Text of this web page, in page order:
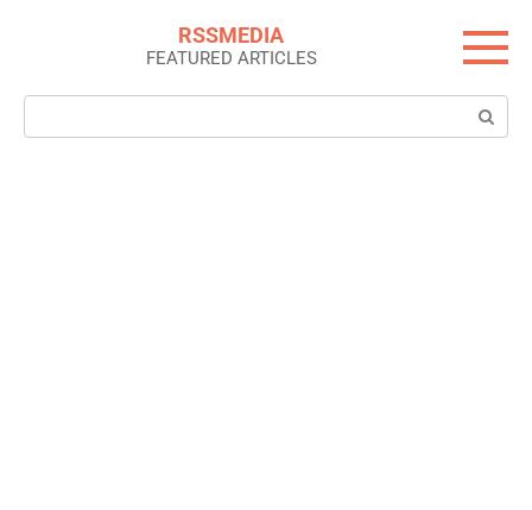
RSSMEDIA
FEATURED ARTICLES
Search: